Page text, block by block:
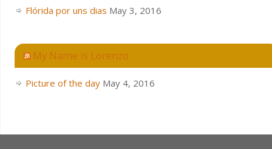
Flórida por uns dias May 3, 2016
My Name is Lorenzo
Picture of the day May 4, 2016